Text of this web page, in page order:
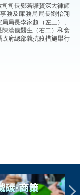
司長鄭若驊資深大律師
務及庫務局局長劉怡翔
局長李家超（左三）、
漢儀醫生（右二）和食
府總部就抗疫措施舉行